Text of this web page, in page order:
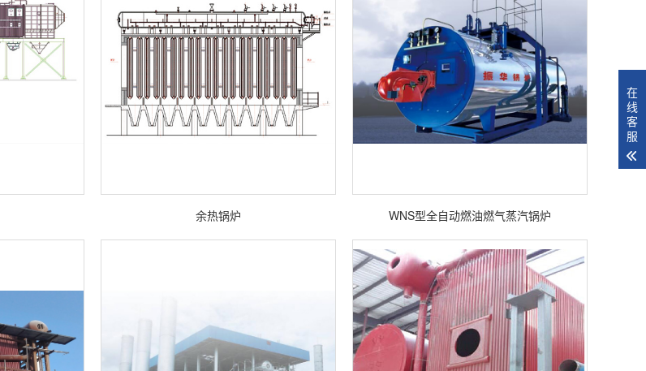
余热锅炉 WNS型全自动燃油燃气蒸汽锅炉
在
线
客
服